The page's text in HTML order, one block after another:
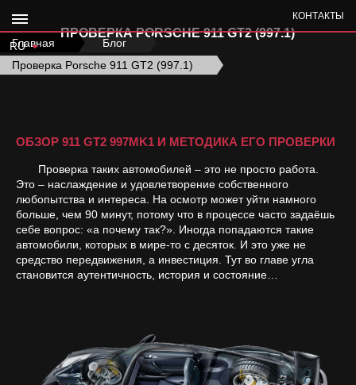
RU
КОНТАКТЫ
ПРОВЕРКА PORSCHE 911 GT2 (997.1)
Главная › Блог
Проверка Porsche 911 GT2 (997.1)
ОБЗОР 911 GT2 997MK1 И МЕТОДИКА ЕГО ПРОВЕРКИ
Проверка таких автомобилей – это не просто работа.
Это – наслаждение и удовлетворение собственного
любопытства и интереса. На осмотр может уйти намного
больше, чем 90 минут, потому что в процессе часто задаёшь
себе вопрос: «а почему так?». Иногда попадаются такие
автомобили, которых в мире-то с десяток. И это уже не
средство передвижения, а инвестиция. Тут во главе угла
становится аутентичность, история и состояние…